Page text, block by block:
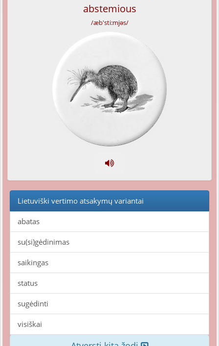
abstemious
/æb'sti:mjəs/
Lietuviški vertimo atsakymų variantai
abatas
su(si)gėdinimas
saikingas
status
sugėdinti
visiškai